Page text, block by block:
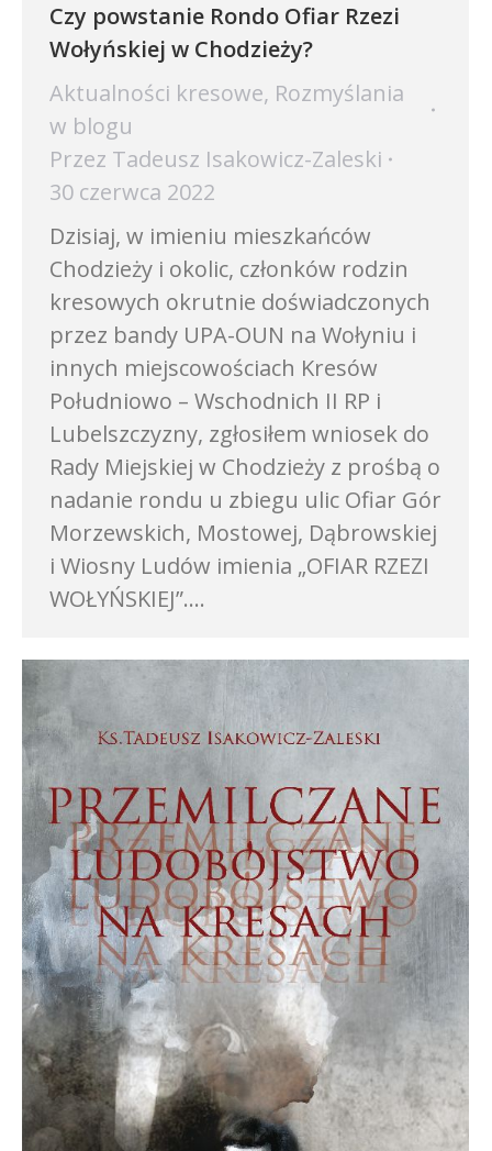
Czy powstanie Rondo Ofiar Rzezi
Wołyńskiej w Chodzieży?
Aktualności kresowe, Rozmyślania
w blogu
Przez Tadeusz Isakowicz-Zaleski
30 czerwca 2022
Dzisiaj, w imieniu mieszkańców
Chodzieży i okolic, członków rodzin
kresowych okrutnie doświadczonych
przez bandy UPA-OUN na Wołyniu i
innych miejscowościach Kresów
Południowo – Wschodnich II RP i
Lubelszczyzny, zgłosiłem wniosek do
Rady Miejskiej w Chodzieży z prośbą o
nadanie rondu u zbiegu ulic Ofiar Gór
Morzewskich, Mostowej, Dąbrowskiej
i Wiosny Ludów imienia „OFIAR RZEZI
WOŁYŃSKIEJ”.…